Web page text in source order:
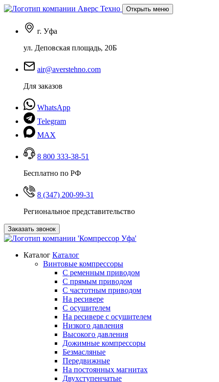
Открыть меню
г. Уфа
ул. Деповская площадь, 20Б
air@averstehno.com
Для заказов
WhatsApp
Telegram
MAX
8 800 333-38-51
Бесплатно по РФ
8 (347) 200-99-31
Региональное представительство
Заказать звонок
Каталог Каталог
Винтовые компрессоры
С ременным приводом
С прямым приводом
С частотным приводом
На ресивере
С осушителем
На ресивере с осушителем
Низкого давления
Высокого давления
Дожимные компрессоры
Безмасляные
Передвижные
На постоянных магнитах
Двухступенчатые